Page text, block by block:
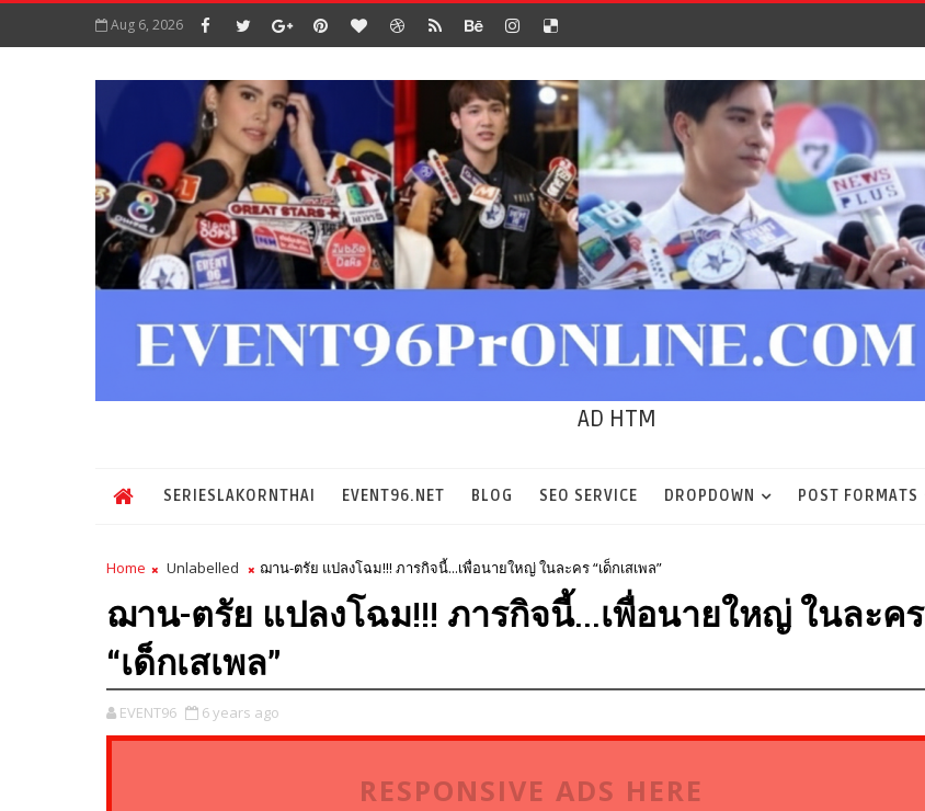
Aug 6, 2026
AD HTM
SERIESLAKORNTHAI EVENT96.NET BLOG SEO SERVICE DROPDOWN POST FORMATS
Home Unlabelled ฌาน-ตรัย แปลงโฉม!!! ภารกิจนี้...เพื่อนายใหญ่ ในละคร “เด็กเสเพล”
ฌาน-ตรัย แปลงโฉม!!! ภารกิจนี้...เพื่อนายใหญ่ ในละคร
“เด็กเสเพล”
EVENT96 6 years ago
RESPONSIVE ADS HERE